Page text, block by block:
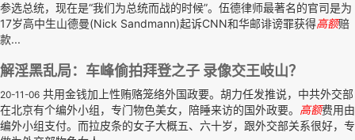
参选总统，现在是“我们为总统而战的时候”。伍德律师最著名的官司是为
17岁高中生山德曼(Nick Sandmann)起诉CNN和华邮诽谤罪获得高额赔
款...
解淫黑乱局：车峰偷拍拜登之子 录像交王岐山？
20-11-06 共用金钱加上性贿赂笼络外国政要。胡力任发推说，中共外交部
在北京有个编外小组，专门物色美女，陪睡来访的国外政要。 高额费用由
编外小组支付。而拉皮条的女子大概五、六十岁，跟外交部关系很好，专